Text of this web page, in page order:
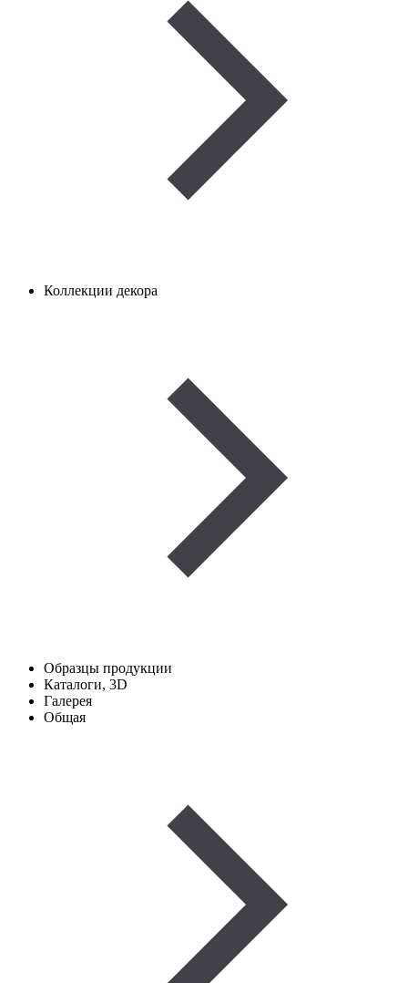
Коллекции декора
Образцы продукции
Каталоги, 3D
Галерея
Общая